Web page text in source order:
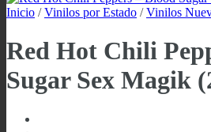
Inicio / Vinilos por Estado / Vinilos
Red Hot Chili
Sugar Sex Magik